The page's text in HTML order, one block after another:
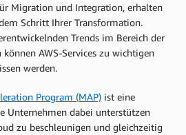
Migration und Integration, erhalten
Schritt Ihrer Transformation.
Trends im Bereich der
AWS-Services zu wichtigen
werden.
Program (MAP) ist eine
Unternehmen dabei unterstützen
zu beschleunigen und gleichzeitig